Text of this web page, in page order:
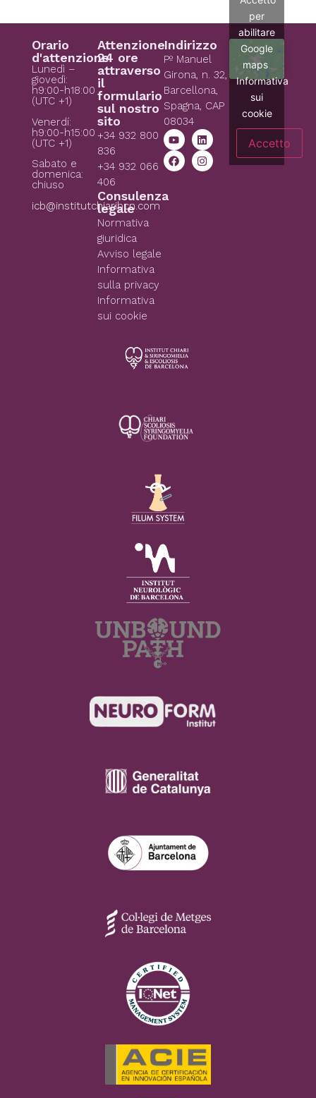
Orario
d'attenzione
Lunedì –
giovedì:
h9:00-h18:00
(UTC +1)
Venerdí:
h9:00-h15:00
(UTC +1)
Sabato e
domenica:
chiuso
icb@institutchiaribcn.com
Attenzione
24 ore
attraverso
il
formulario
sul nostro
sito
+34 932 800
836
+34 932 066
406
Consulenza
legale
Normativa
giuridica
Avviso legale
Informativa
sulla privacy
Informativa
sui cookie
Indirizzo
Pº Manuel
Girona, n. 32,
Barcellona,
Spagna, CAP
08034
per
abilitare
Google
maps
Informativa
sui
cookie
Accetto